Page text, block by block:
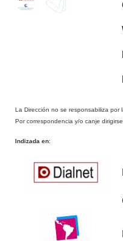
La Dirección no se responsabiliza por
Por correspondencia y/o canje
Indizada en: